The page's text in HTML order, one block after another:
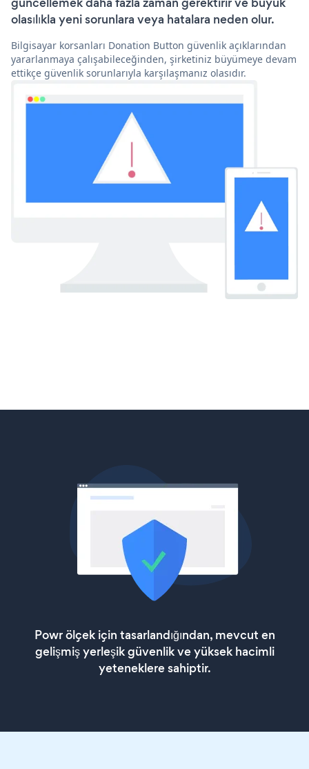
olasılıkla yeni sorunlara veya hatalara neden olur.
Bilgisayar korsanları Donation Button güvenlik açıklarından
yararlanmaya çalışabileceğinden, şirketiniz büyümeye devam
ettikçe güvenlik sorunlarıyla karşılaşmanız olasıdır.
Powr ölçek için tasarlandığından, mevcut en
gelişmiş yerleşik güvenlik ve yüksek hacimli
yeteneklere sahiptir.